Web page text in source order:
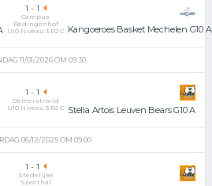
1 - 1
Campus
Redingenhof
U10 Niveau 3 R2 C Kangoeroes Basket Mechelen G10 A
11/01/2026 OM 09:30
1 - 1
Demerstrand
U10 Niveau 3 R2 C Stella Artois Leuven Bears G10 A
06/12/2025 OM 09:00
1 - 1
Stedelijke
Sporthal